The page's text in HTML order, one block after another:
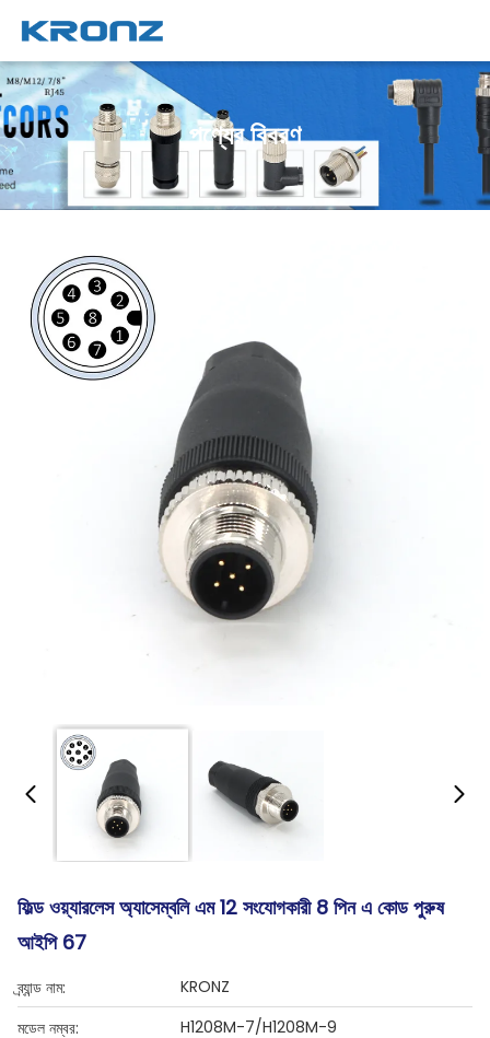
পণ্যের বিবরণ
ফিল্ড ওয়্যারলেস অ্যাসেম্বলি এম 12 সংযোগকারী 8 পিন এ কোড পুরুষ
আইপি 67
ব্র্যান্ড নাম:
KRONZ
মডেল নম্বর:
H1208M-7/H1208M-9